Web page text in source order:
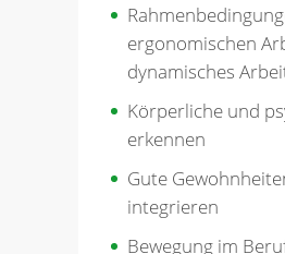
ergonomischen
dynamisches
Körperliche und
erkennen
Gute
integrieren
Bewegung im